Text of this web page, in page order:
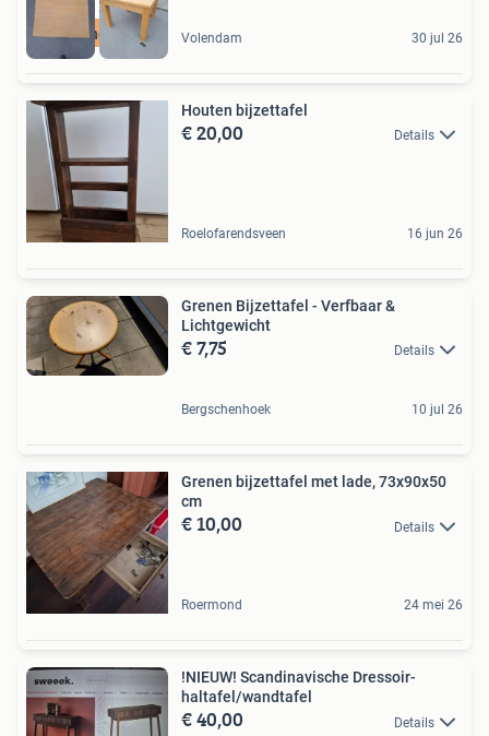
Bezorging Mogelijk Volendam 30 jul 26
Houten bijzettafel
€ 20,00 Details
Roelofarendsveen 16 jun 26
Grenen Bijzettafel - Verfbaar &
Lichtgewicht
€ 7,75 Details
Bergschenhoek 10 jul 26
Grenen bijzettafel met lade, 73x90x50
cm
€ 10,00 Details
Roermond 24 mei 26
!NIEUW! Scandinavische Dressoir-
haltafel/wandtafel
€ 40,00 Details